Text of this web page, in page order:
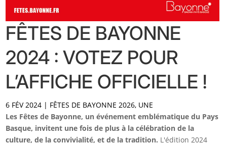
FÊTES DE BAYONNE
2024 : VOTEZ POUR
L’AFFICHE OFFICIELLE !
6 FÉV 2024 | FÊTES DE BAYONNE 2026, UNE
Les Fêtes de Bayonne, un événement emblématique du Pays
Basque, invitent une fois de plus à la célébration de la
culture, de la convivialité, et de la tradition. L'édition 2024